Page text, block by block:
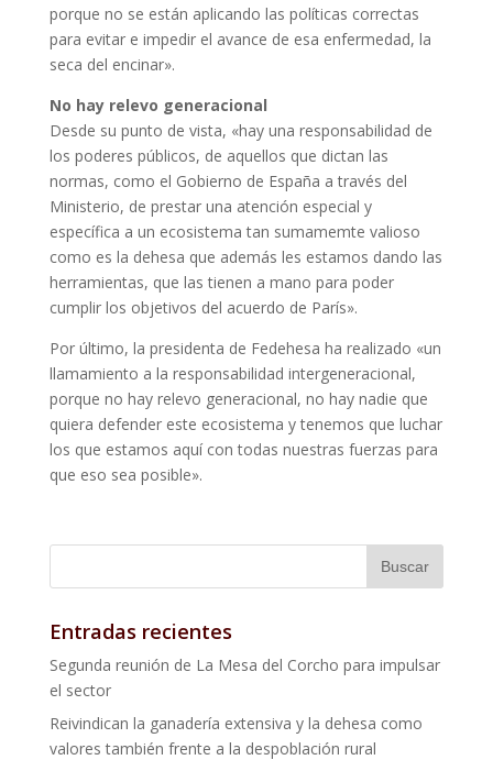
porque no se están aplicando las políticas correctas
para evitar e impedir el avance de esa enfermedad, la
seca del encinar».
No hay relevo generacional
Desde su punto de vista, «hay una responsabilidad de
los poderes públicos, de aquellos que dictan las
normas, como el Gobierno de España a través del
Ministerio, de prestar una atención especial y
específica a un ecosistema tan sumamemte valioso
como es la dehesa que además les estamos dando las
herramientas, que las tienen a mano para poder
cumplir los objetivos del acuerdo de París».
Por último, la presidenta de Fedehesa ha realizado «un
llamamiento a la responsabilidad intergeneracional,
porque no hay relevo generacional, no hay nadie que
quiera defender este ecosistema y tenemos que luchar
los que estamos aquí con todas nuestras fuerzas para
que eso sea posible».
Entradas recientes
Segunda reunión de La Mesa del Corcho para impulsar
el sector
Reivindican la ganadería extensiva y la dehesa como
valores también frente a la despoblación rural